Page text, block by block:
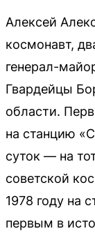
Алексей
космонавт,
генерал-
Гвардейцы
области.
на станцию
суток — на
советской
1978 году на
первым в